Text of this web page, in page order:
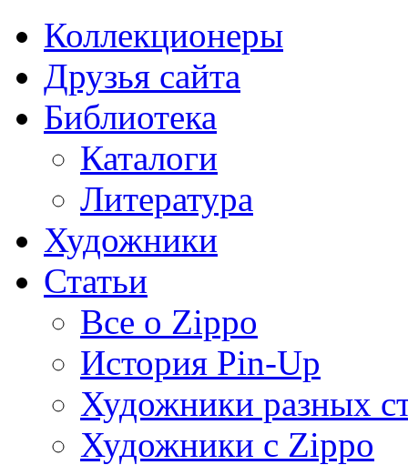
Коллекционеры
Друзья сайта
Библиотека
Каталоги
Литература
Художники
Статьи
Все о Zippo
История Pin-Up
Художники разных
Художники с Zippo